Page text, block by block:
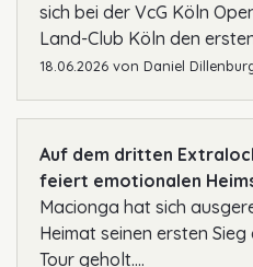
sich bei der VcG Köln
Land-Club Köln den
18.06.2026 von Daniel
Auf dem dritten
feiert emotionalen
Macionga hat sich
Heimat seinen ersten
Tour geholt....